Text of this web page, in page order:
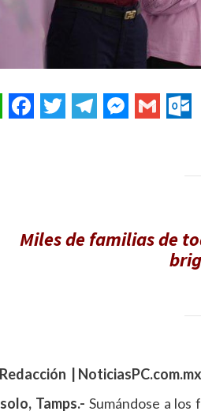
Miles de familias de
| NoticiasPC.com.mx |
Tamps.- Sumándose a los